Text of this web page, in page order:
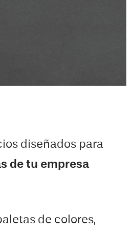
diseñados para
de tu empresa
de colores,